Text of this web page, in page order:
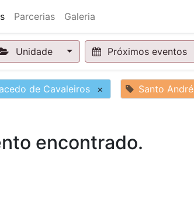
Parcerias Galeria
Unidade Próximos eventos
de Cavaleiros × Santo André
encontrado.